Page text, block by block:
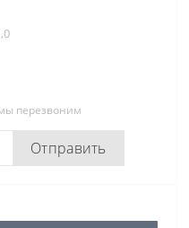
перезвоним
Отправить